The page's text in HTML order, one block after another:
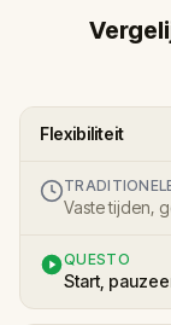
Flexibiliteit
Vaste tijden,
QUESTO
Start,